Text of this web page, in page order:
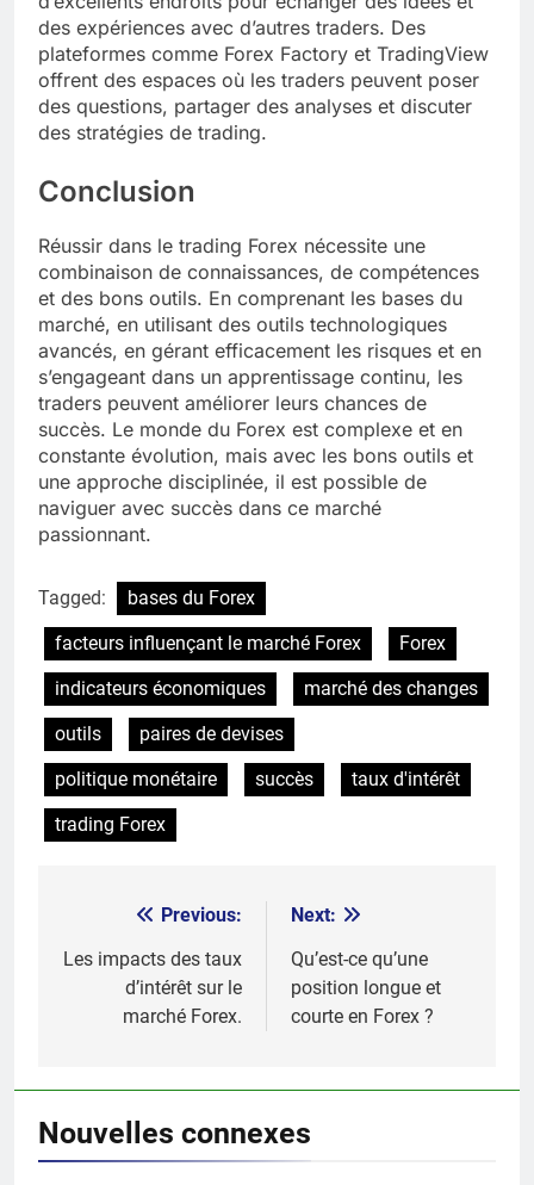
des expériences avec d’autres traders. Des
plateformes comme Forex Factory et TradingView
offrent des espaces où les traders peuvent poser
des questions, partager des analyses et discuter
des stratégies de trading.
Conclusion
Réussir dans le trading Forex nécessite une
combinaison de connaissances, de compétences
et des bons outils. En comprenant les bases du
marché, en utilisant des outils technologiques
avancés, en gérant efficacement les risques et en
s’engageant dans un apprentissage continu, les
traders peuvent améliorer leurs chances de
succès. Le monde du Forex est complexe et en
constante évolution, mais avec les bons outils et
une approche disciplinée, il est possible de
naviguer avec succès dans ce marché
passionnant.
Tagged:
bases du Forex
facteurs influençant le marché Forex
Forex
indicateurs économiques
marché des changes
outils
paires de devises
politique monétaire
succès
taux d'intérêt
trading Forex
navigation
Previous:
Les impacts des taux
d’intérêt sur le
marché Forex.
Next:
Qu’est-ce qu’une
position longue et
courte en Forex ?
Nouvelles connexes